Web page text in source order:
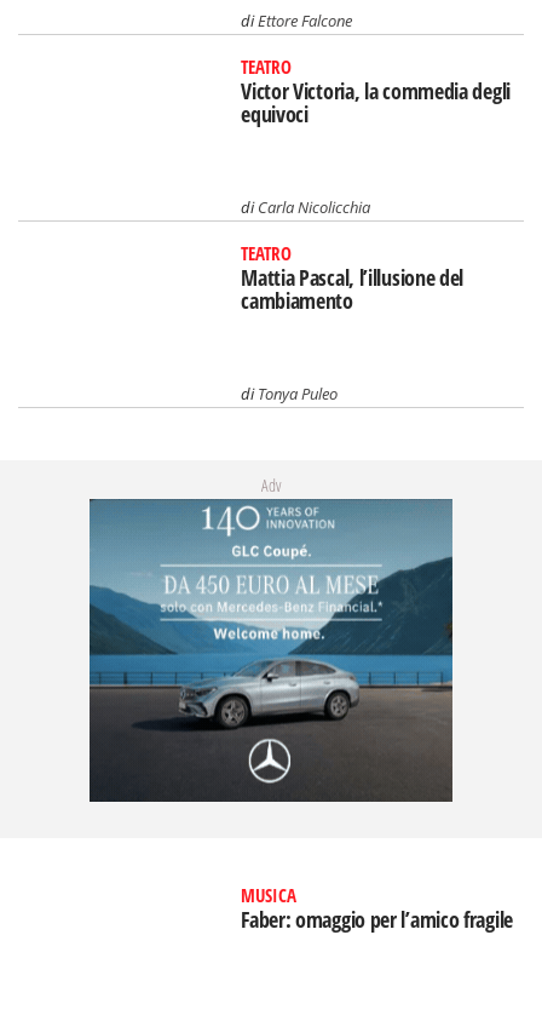
diEttore Falcone
TEATRO
Victor Victoria, la commedia degli
equivoci
diCarla Nicolicchia
TEATRO
Mattia Pascal, l’illusione del
cambiamento
diTonya Puleo
Adv
MUSICA
Faber: omaggio per l’amico fragile